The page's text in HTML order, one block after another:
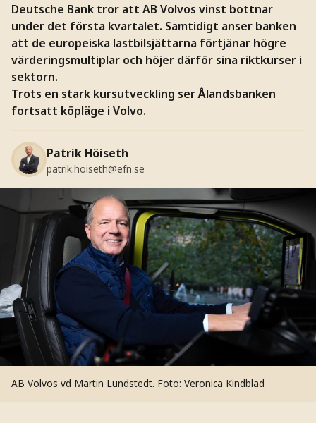
Deutsche Bank tror att AB Volvos vinst bottnar
under det första kvartalet. Samtidigt anser banken
att de europeiska lastbilsjättarna förtjänar högre
värderingsmultiplar och höjer därför sina riktkurser i
sektorn.
Trots en stark kursutveckling ser Ålandsbanken
fortsatt köpläge i Volvo.
Patrik Höiseth
patrik.hoiseth@efn.se
AB Volvos vd Martin Lundstedt. Foto: Veronica Kindblad